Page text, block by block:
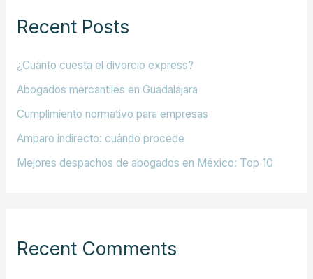
Recent Posts
¿Cuánto cuesta el divorcio express?
Abogados mercantiles en Guadalajara
Cumplimiento normativo para empresas
Amparo indirecto: cuándo procede
Mejores despachos de abogados en México: Top 10
Recent Comments